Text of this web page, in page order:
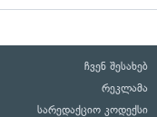
ჩვენ შესახებ
რეკლამა
სარედაქციო კოდექსი